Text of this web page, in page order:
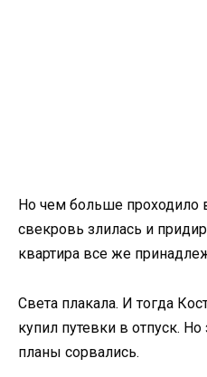
Но чем больше проходило
свекровь злилась и
квартира все же
Света плакала. И тогда
купил путевки в отпуск.
планы сорвались.